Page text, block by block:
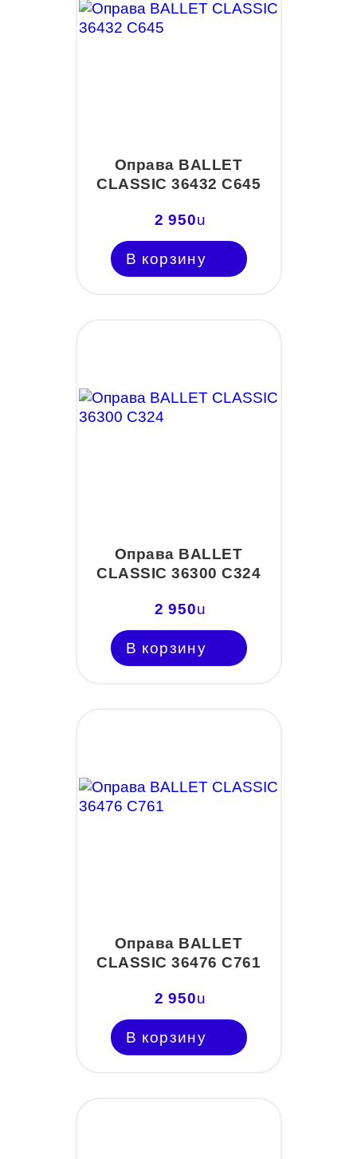
Оправа BALLET
CLASSIC 36432 С645
2 950u
В корзину
Оправа BALLET
CLASSIC 36300 С324
2 950u
В корзину
Оправа BALLET
CLASSIC 36476 С761
2 950u
В корзину